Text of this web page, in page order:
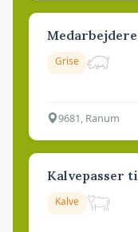
Grise
9681, Ranum
Kalvepasser
Kalve